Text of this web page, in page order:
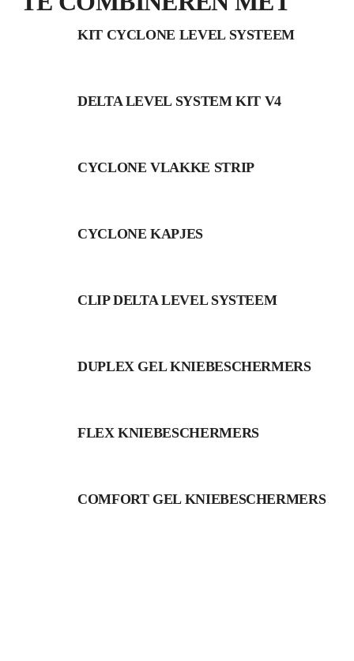
KIT CYCLONE LEVEL SYSTEEM
DELTA LEVEL SYSTEM KIT V4
CYCLONE VLAKKE STRIP
CYCLONE KAPJES
CLIP DELTA LEVEL SYSTEEM
DUPLEX GEL KNIEBESCHERMERS
FLEX KNIEBESCHERMERS
COMFORT GEL KNIEBESCHERMERS